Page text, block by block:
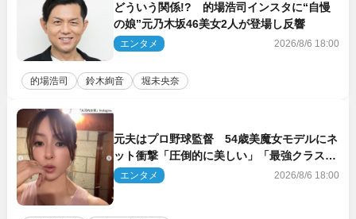
どういう関係!? 的場浩司インスタに“自慢
の娘”元乃木坂46美女2人が登場し反響
エンタメ 2026/8/6 18:00
的場浩司 鈴木絢音 堀未央奈
元夫はプロ野球監督 54歳美魔女モデルにネ
ット衝撃「圧倒的に美しい」「最強クラス」
「うっとり」
エンタメ 2026/8/6 18:00